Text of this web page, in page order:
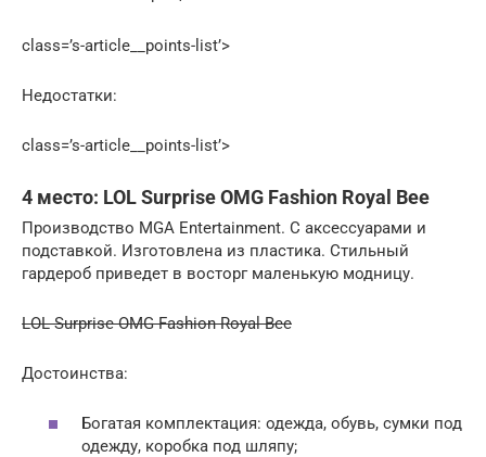
class=’s-article__points-list’>
Недостатки:
class=’s-article__points-list’>
4 место: LOL Surprise OMG Fashion Royal Bee
Производство MGA Entertainment. С аксессуарами и
подставкой. Изготовлена из пластика. Стильный
гардероб приведет в восторг маленькую модницу.
LOL Surprise OMG Fashion Royal Bee
Достоинства:
Богатая комплектация: одежда, обувь, сумки под
одежду, коробка под шляпу;